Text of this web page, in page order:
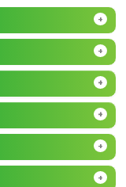
+
+
+
+
+
+